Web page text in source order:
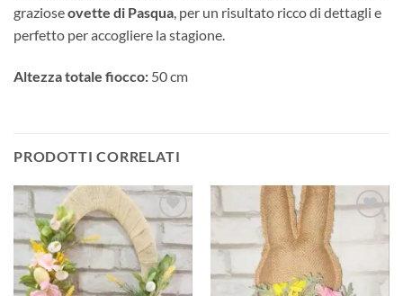
grazioseovette di Pasqua, per un risultato ricco di dettagli e
perfetto per accogliere la stagione.
Altezza totale fiocco: 50 cm
PRODOTTI CORRELATI
Aggiungi
alla lista
dei
desideri
desideri